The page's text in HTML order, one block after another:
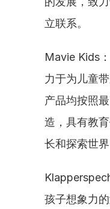
立联系。
Mavie Kids
力于为儿童
产品均按照
造，具有教
长和探索世界
孩子想象力